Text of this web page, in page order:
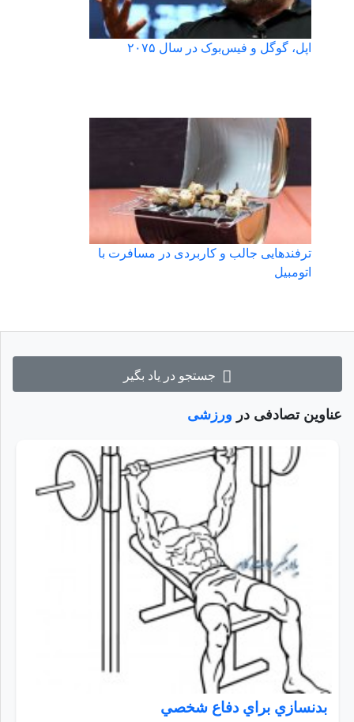
جستجو در یاد بگیر
عناوین تصادفی در ورزشی
بدنسازي براي دفاع شخصي
اپل، گوگل و فیس‌بوک در سال ۲۰۷۵
ترفندهایی جالب و کاربردی در مسافرت با
اتومبیل